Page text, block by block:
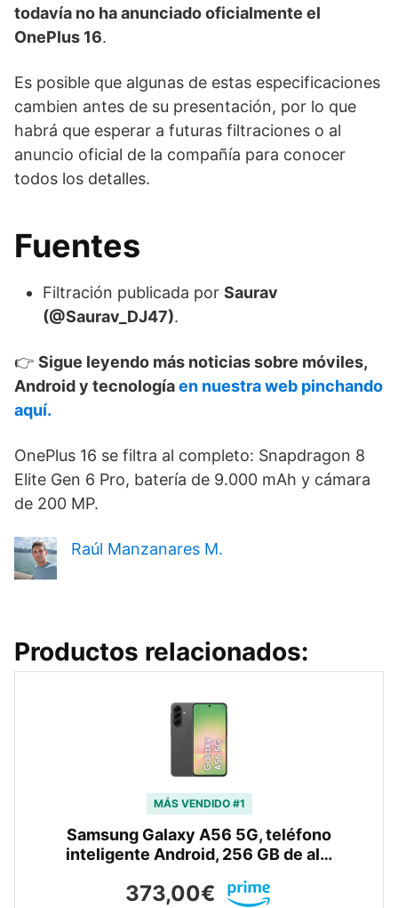
todavía no ha anunciado oficialmente el
OnePlus 16.
Es posible que algunas de estas especificaciones
cambien antes de su presentación, por lo que
habrá que esperar a futuras filtraciones o al
anuncio oficial de la compañía para conocer
todos los detalles.
Fuentes
Filtración publicada por Saurav
(@Saurav_DJ47).
👉 Sigue leyendo más noticias sobre móviles,
Android y tecnologíaen nuestra web pinchando
aquí.
OnePlus 16 se filtra al completo: Snapdragon 8
Elite Gen 6 Pro, batería de 9.000 mAh y cámara
de 200 MP.
Raúl Manzanares M.
Productos relacionados:
MÁS VENDIDO #1
Samsung Galaxy A56 5G, teléfono
inteligente Android, 256 GB de al…
373,00€